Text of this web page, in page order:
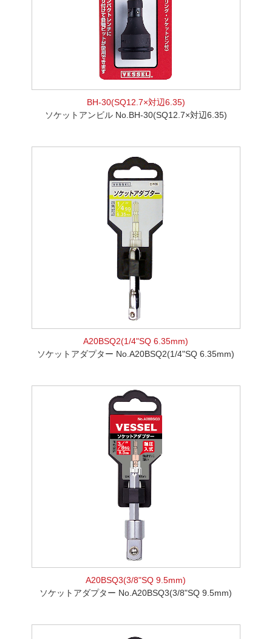
BH-30(SQ12.7×対辺6.35)
ソケットアンビル No.BH-30(SQ12.7×対辺6.35)
A20BSQ2(1/4"SQ 6.35mm)
ソケットアダプター No.A20BSQ2(1/4"SQ 6.35mm)
A20BSQ3(3/8"SQ 9.5mm)
ソケットアダプター No.A20BSQ3(3/8"SQ 9.5mm)